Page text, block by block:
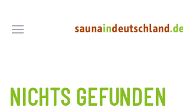
NICHTS GEFUNDEN